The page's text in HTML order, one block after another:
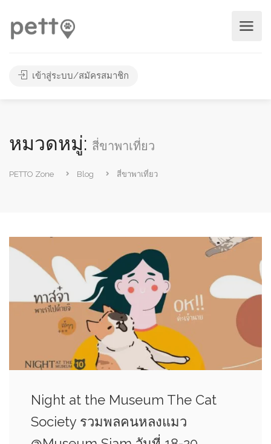
เข้าสู่ระบบ/สมัครสมาชิก
หมวดหมู่: สี่ขาพาเที่ยว
PETTO Zone Blog สี่ขาพาเที่ยว
Night at the Museum The Cat
Society รวมพลคนหลงแมว